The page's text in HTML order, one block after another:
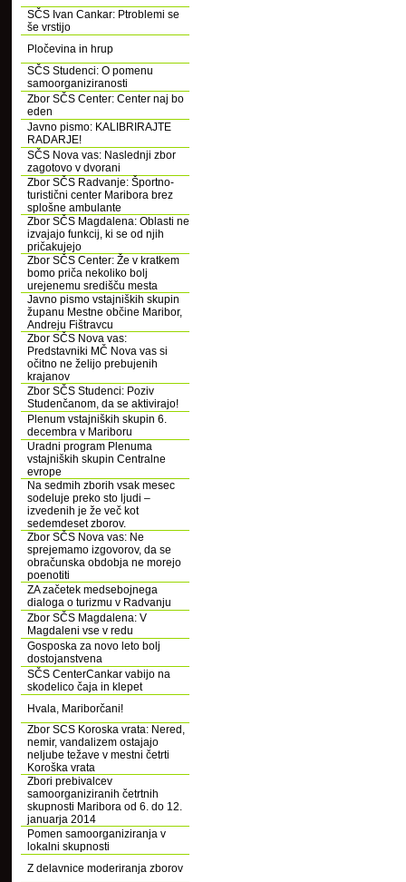
SČS Ivan Cankar: Ptroblemi se
še vrstijo
Pločevina in hrup
SČS Studenci: O pomenu
samoorganiziranosti
Zbor SČS Center: Center naj bo
eden
Javno pismo: KALIBRIRAJTE
RADARJE!
SČS Nova vas: Naslednji zbor
zagotovo v dvorani
Zbor SČS Radvanje: Športno-
turistični center Maribora brez
splošne ambulante
Zbor SČS Magdalena: Oblasti ne
izvajajo funkcij, ki se od njih
pričakujejo
Zbor SČS Center: Že v kratkem
bomo priča nekoliko bolj
urejenemu središču mesta
Javno pismo vstajniških skupin
županu Mestne občine Maribor,
Andreju Fištravcu
Zbor SČS Nova vas:
Predstavniki MČ Nova vas si
očitno ne želijo prebujenih
krajanov
Zbor SČS Studenci: Poziv
Studenčanom, da se aktivirajo!
Plenum vstajniških skupin 6.
decembra v Mariboru
Uradni program Plenuma
vstajniških skupin Centralne
evrope
Na sedmih zborih vsak mesec
sodeluje preko sto ljudi –
izvedenih je že več kot
sedemdeset zborov.
Zbor SČS Nova vas: Ne
sprejemamo izgovorov, da se
obračunska obdobja ne morejo
poenotiti
ZA začetek medsebojnega
dialoga o turizmu v Radvanju
Zbor SČS Magdalena: V
Magdaleni vse v redu
Gosposka za novo leto bolj
dostojanstvena
SČS CenterCankar vabijo na
skodelico čaja in klepet
Hvala, Mariborčani!
Zbor SCS Koroska vrata: Nered,
nemir, vandalizem ostajajo
neljube težave v mestni četrti
Koroška vrata
Zbori prebivalcev
samoorganiziranih četrtnih
skupnosti Maribora od 6. do 12.
januarja 2014
Pomen samoorganiziranja v
lokalni skupnosti
Z delavnice moderiranja zborov